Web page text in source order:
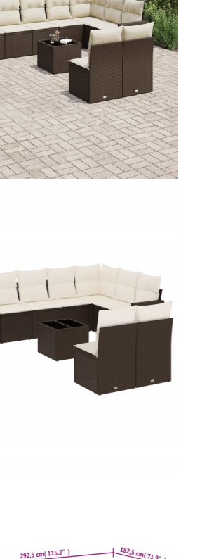
Подложки за фитнес уреди
Лостове за набиране
Силови кули
Йога и пилатес